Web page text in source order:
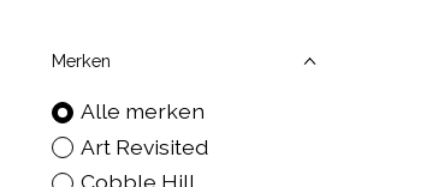
Merken
Alle merken
Art Revisited